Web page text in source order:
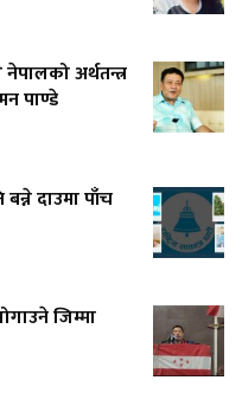
अर्थतन्त्र
पाण्डे
दाउमा पाँच
जिम्मा